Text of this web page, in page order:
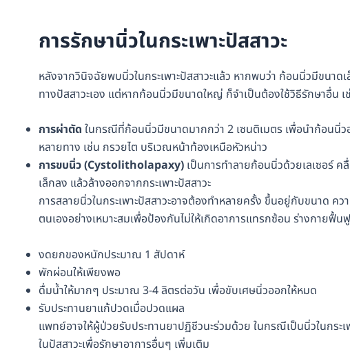
การรักษานิ่วในกระเพาะปัสสาวะ
หลังจากวินิจฉัยพบนิ่วในกระเพาะปัสสาวะแล้ว หากพบว่า ก้อนนิ่วมีขน
ทางปัสสาวะเอง แต่หากก้อนนิ่วมีขนาดใหญ่ ก็จำเป็นต้องใช้วิธีรักษาอื่น เ
การผ่าตัด ในกรณีที่ก้อนนิ่วมีขนาดมากกว่า 2 เซนติเมตร เพื่อนำก้อนนิ่ว
หลายทาง เช่น กรวยไต บริเวณหน้าท้องเหนือหัวหน่าว
การขบนิ่ว (Cystolitholapaxy) เป็นการทำลายก้อนนิ่วด้วยเลเซอร์
เล็กลง แล้วล้างออกจากกระเพาะปัสสาวะ
การสลายนิ่วในกระเพาะปัสสาวะอาจต้องทำหลายครั้ง ขึ้นอยู่กับขนาด ค
ตนเองอย่างเหมาะสมเพื่อป้องกันไม่ให้เกิดอาการแทรกซ้อน ร่างกายฟื้นฟู
งดยกของหนักประมาณ 1 สัปดาห์
พักผ่อนให้เพียงพอ
ดื่มน้ำให้มากๆ ประมาณ 3-4 ลิตรต่อวัน เพื่อขับเศษนิ่วออกให้หมด
รับประทานยาแก้ปวดเมื่อปวดแผล
แพทย์อาจให้ผู้ป่วยรับประทานยาปฏิชีวนะร่วมด้วย ในกรณีเป็นนิ่วในกระ
ในปัสสาวะเพื่อรักษาอาการอื่นๆ เพิ่มเติม